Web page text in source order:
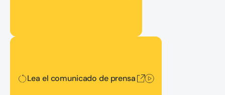
Lea el comunicado de prensa
Lea el comunicado de prensa